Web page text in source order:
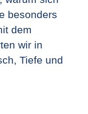
besonders
dem
wir in
Tiefe und